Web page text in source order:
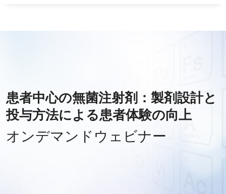
患者中心の無菌注射剤：製剤設計と
投与方法による患者体験の向上
オンデマンドウェビナー